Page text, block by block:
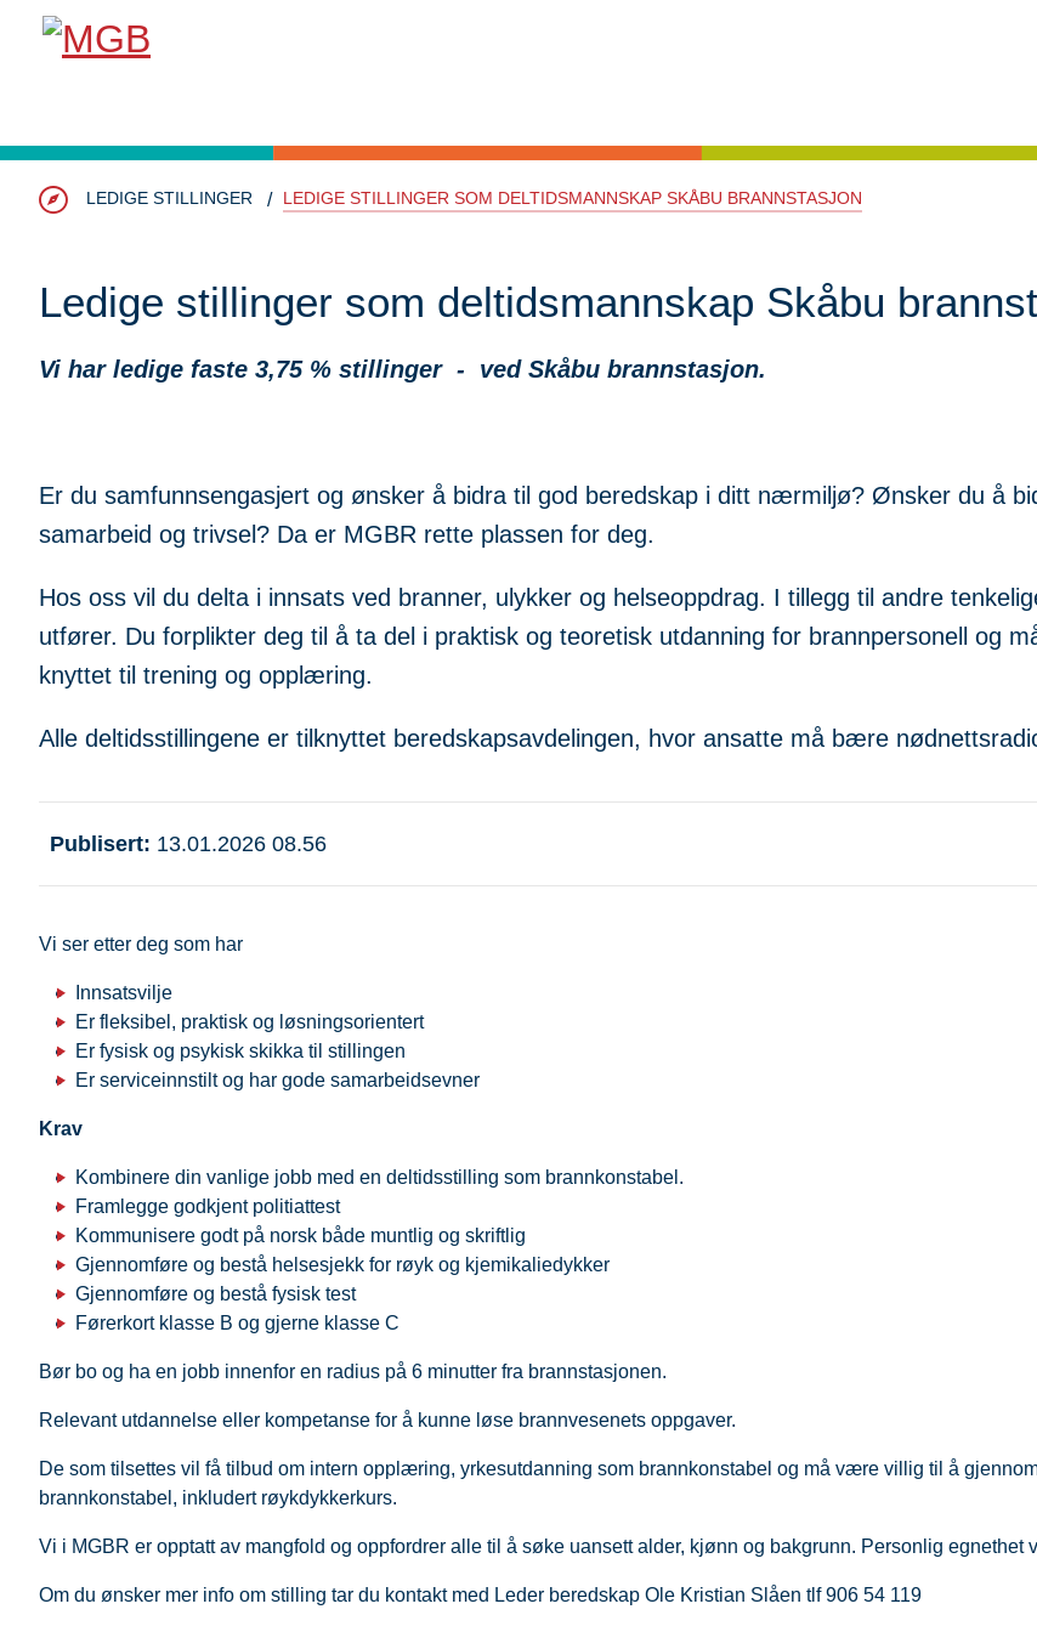
MGB
Du
her:
LEDIGE STILLINGER LEDIGE STILLINGER SOM DELTIDSMANNSKAP SKÅBU BRANNSTASJON
Ledige stillinger som deltidsmannskap Skåbu
Vi har ledige faste 3,75 % stillinger - ved Skåbu brannstasjon.
Er du samfunnsengasjert og ønsker å bidra til god beredskap i ditt nærmiljø? Ønsker du å
samarbeid og trivsel? Da er MGBR rette plassen for deg.
Hos oss vil du delta i innsats ved branner, ulykker og helseoppdrag. I tillegg til andre
utfører. Du forplikter deg til å ta del i praktisk og teoretisk utdanning for brannpersonell og
knyttet til trening og opplæring.
Alle deltidsstillingene er tilknyttet beredskapsavdelingen, hvor ansatte må bære
Publisert 13.01.2026 08.56
Vi ser etter deg som har
Innsatsvilje
Er fleksibel, praktisk og løsningsorientert
Er fysisk og psykisk skikka til stillingen
Er serviceinnstilt og har gode samarbeidsevner
Krav
Kombinere din vanlige jobb med en deltidsstilling som brannkonstabel.
Framlegge godkjent politiattest
Kommunisere godt på norsk både muntlig og skriftlig
Gjennomføre og bestå helsesjekk for røyk og kjemikaliedykker
Gjennomføre og bestå fysisk test
Førerkort klasse B og gjerne klasse C
Bør bo og ha en jobb innenfor en radius på 6 minutter fra brannstasjonen.
Relevant utdannelse eller kompetanse for å kunne løse brannvesenets oppgaver.
De som tilsettes vil få tilbud om intern opplæring, yrkesutdanning som brannkonstabel og må være villig til å
brannkonstabel, inkludert røykdykkerkurs.
Vi i MGBR er opptatt av mangfold og oppfordrer alle til å søke uansett alder, kjønn og bakgrunn. Personlig egnethet
Om du ønsker mer info om stilling tar du kontakt med Leder beredskap Ole Kristian Slåen tlf 906 54 119